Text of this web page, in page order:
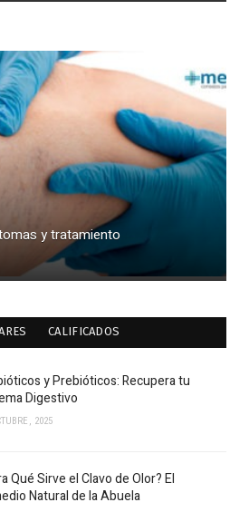
y tratamiento
CALIFICADOS
y Prebióticos: Recupera tu
Digestivo
2025
Qué Sirve el Clavo de Olor? El
Natural de la Abuela